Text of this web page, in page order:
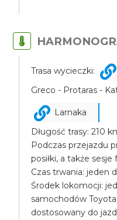
Trasa wycieczki:
Greco - Protaras -
Larnaka
Długość trasy: 210
Podczas przejazdu
posiłki, a także
Czas trwania: jeden
Środek lokomocji:
samochodów
dostosowany do